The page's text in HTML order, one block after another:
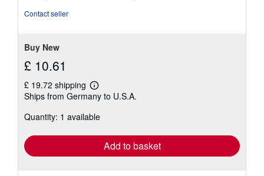
Contact seller
Buy New
£ 10.61
£ 19.72 shipping
Learn
more
shipping
Ships from Germany to U.S.A.
Quantity: 1 available
Add to basket